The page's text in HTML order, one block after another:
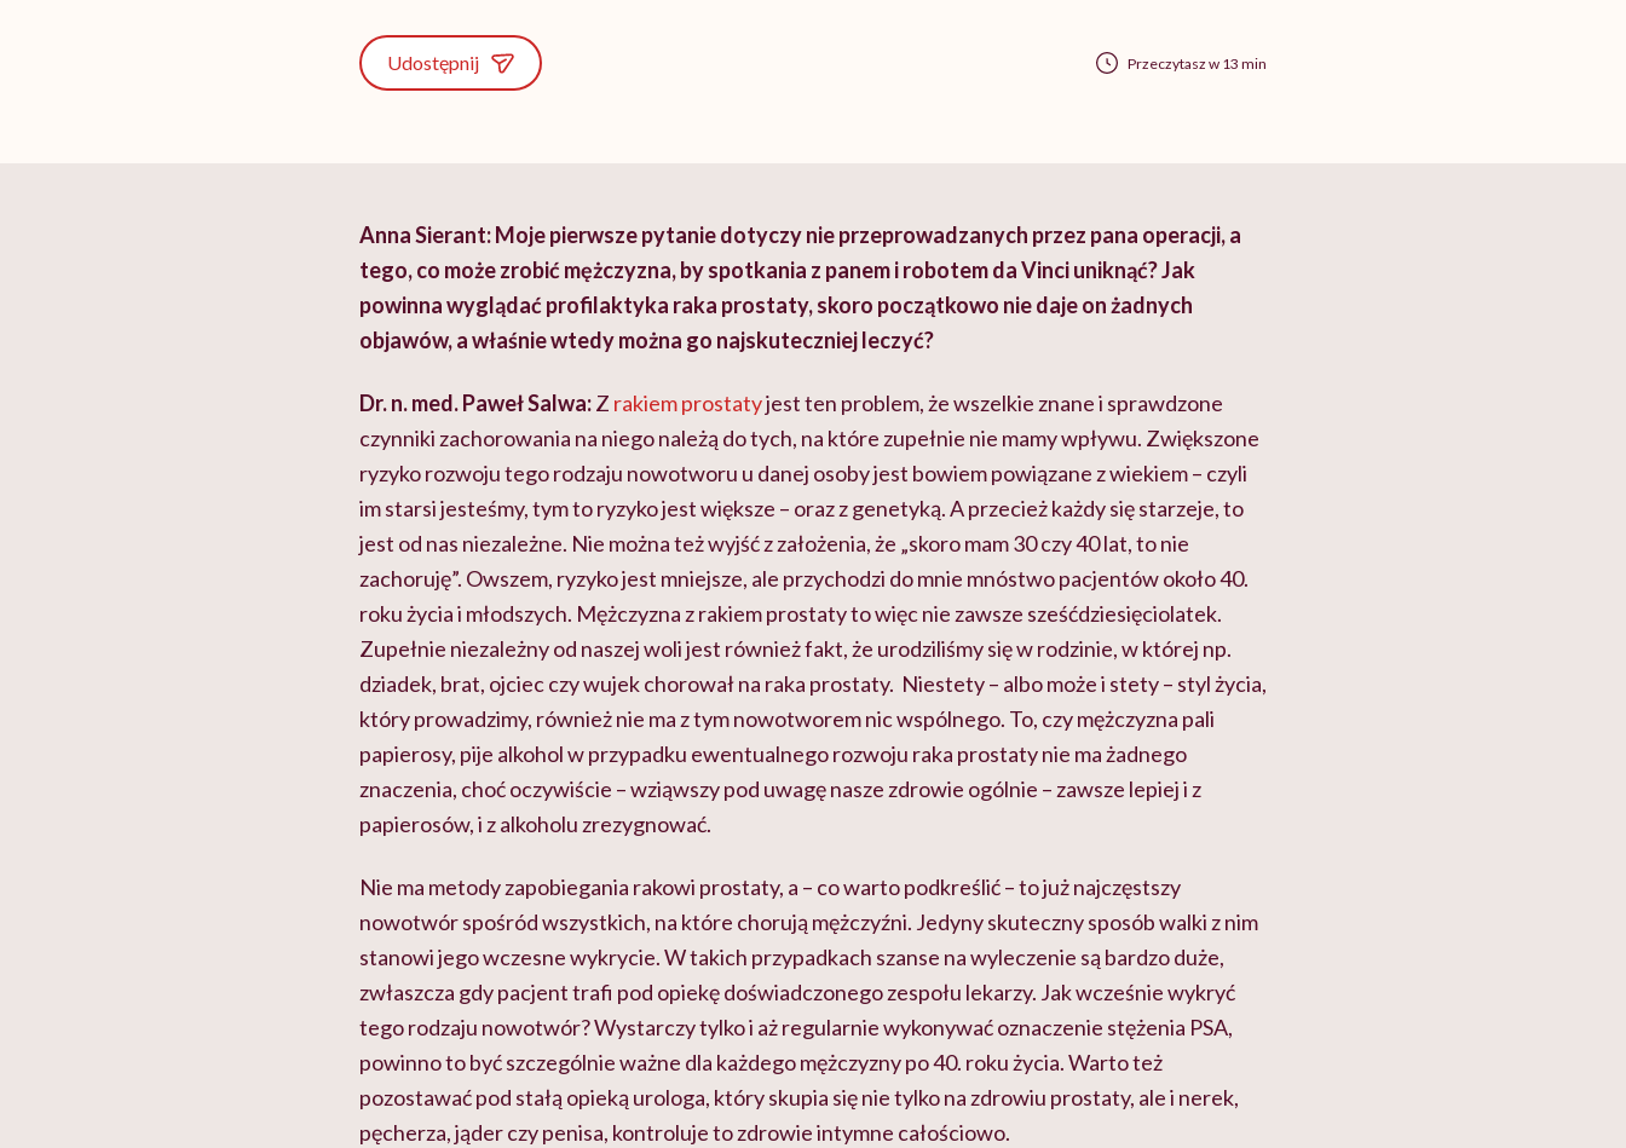
Udostępnij Przeczytasz w 13 min
Anna Sierant: Moje pierwsze pytanie dotyczy nie przeprowadzanych przez pana operacji, a
tego, co może zrobić mężczyzna, by spotkania z panem i robotem da Vinci uniknąć? Jak
powinna wyglądać profilaktyka raka prostaty, skoro początkowo nie daje on żadnych
objawów, a właśnie wtedy można go najskuteczniej leczyć?
Dr. n. med. Paweł Salwa:Z rakiem prostatyjest ten problem, że wszelkie znane i sprawdzone
czynniki zachorowania na niego należą do tych, na które zupełnie nie mamy wpływu. Zwiększone
ryzyko rozwoju tego rodzaju nowotworu u danej osoby jest bowiem powiązane z wiekiem – czyli
im starsi jesteśmy, tym to ryzyko jest większe – oraz z genetyką. A przecież każdy się starzeje, to
jest od nas niezależne. Nie można też wyjść z założenia, że „skoro mam 30 czy 40 lat, to nie
zachoruję”. Owszem, ryzyko jest mniejsze, ale przychodzi do mnie mnóstwo pacjentów około 40.
roku życia i młodszych. Mężczyzna z rakiem prostaty to więc nie zawsze sześćdziesięciolatek.
Zupełnie niezależny od naszej woli jest również fakt, że urodziliśmy się w rodzinie, w której np.
dziadek, brat, ojciec czy wujek chorował na raka prostaty. Niestety – albo może i stety – styl życia,
który prowadzimy, również nie ma z tym nowotworem nic wspólnego. To, czy mężczyzna pali
papierosy, pije alkohol w przypadku ewentualnego rozwoju raka prostaty nie ma żadnego
znaczenia, choć oczywiście – wziąwszy pod uwagę nasze zdrowie ogólnie – zawsze lepiej i z
papierosów, i z alkoholu zrezygnować.
Nie ma metody zapobiegania rakowi prostaty, a – co warto podkreślić – to już najczęstszy
nowotwór spośród wszystkich, na które chorują mężczyźni. Jedyny skuteczny sposób walki z nim
stanowi jego wczesne wykrycie. W takich przypadkach szanse na wyleczenie są bardzo duże,
zwłaszcza gdy pacjent trafi pod opiekę doświadczonego zespołu lekarzy. Jak wcześnie wykryć
tego rodzaju nowotwór? Wystarczy tylko i aż regularnie wykonywać oznaczenie stężenia PSA,
powinno to być szczególnie ważne dla każdego mężczyzny po 40. roku życia. Warto też
pozostawać pod stałą opieką urologa, który skupia się nie tylko na zdrowiu prostaty, ale i nerek,
pęcherza, jąder czy penisa, kontroluje to zdrowie intymne całościowo.